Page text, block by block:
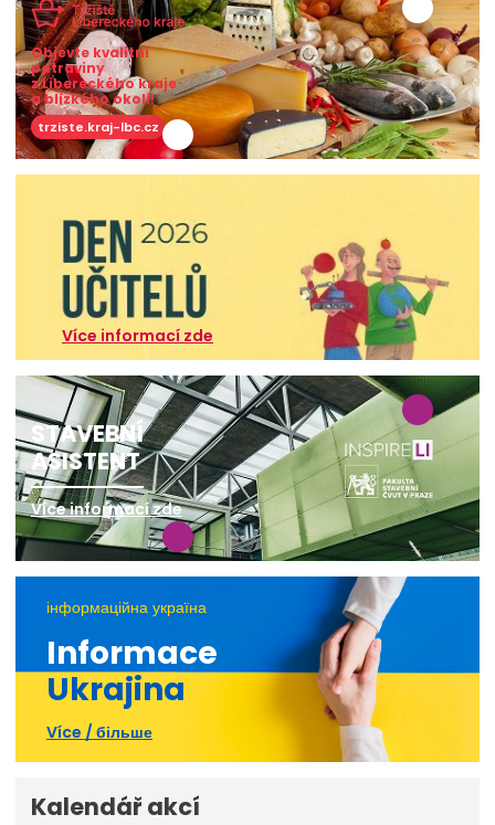
Objevte kvalitní
potraviny
z Libereckého kraje
a blízkého okolí!
trziste.kraj-lbc.cz
Více informací zde
STAVEBNÍ
ASISTENT
Více informací zde
інформаційна україна
Informace
Ukrajina
Více / більше
Kalendář akcí